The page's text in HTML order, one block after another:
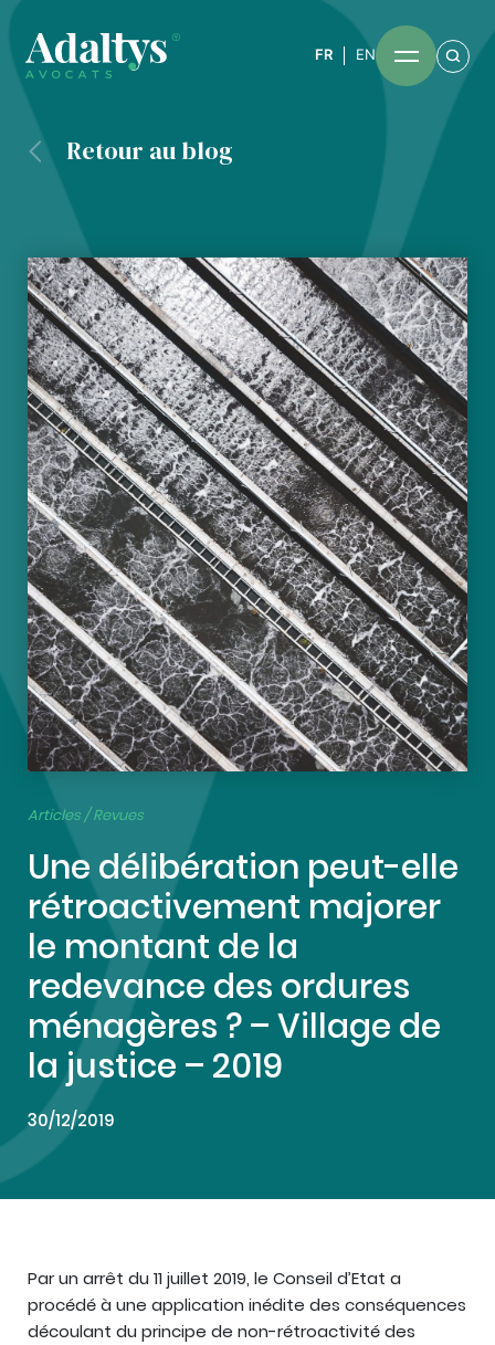
FR EN
Retour au blog
Articles / Revues
Une délibération peut-elle
rétroactivement majorer
le montant de la
redevance des ordures
ménagères ? – Village de
la justice – 2019
30/12/2019
Par un arrêt du 11 juillet 2019, le Conseil d’Etat a
procédé à une application inédite des conséquences
découlant du principe de non-rétroactivité des